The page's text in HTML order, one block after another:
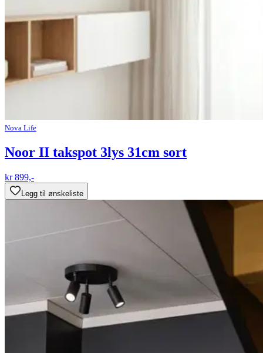
Nova Life
Noor II takspot 3lys 31cm sort
kr 899,-
Legg til ønskeliste